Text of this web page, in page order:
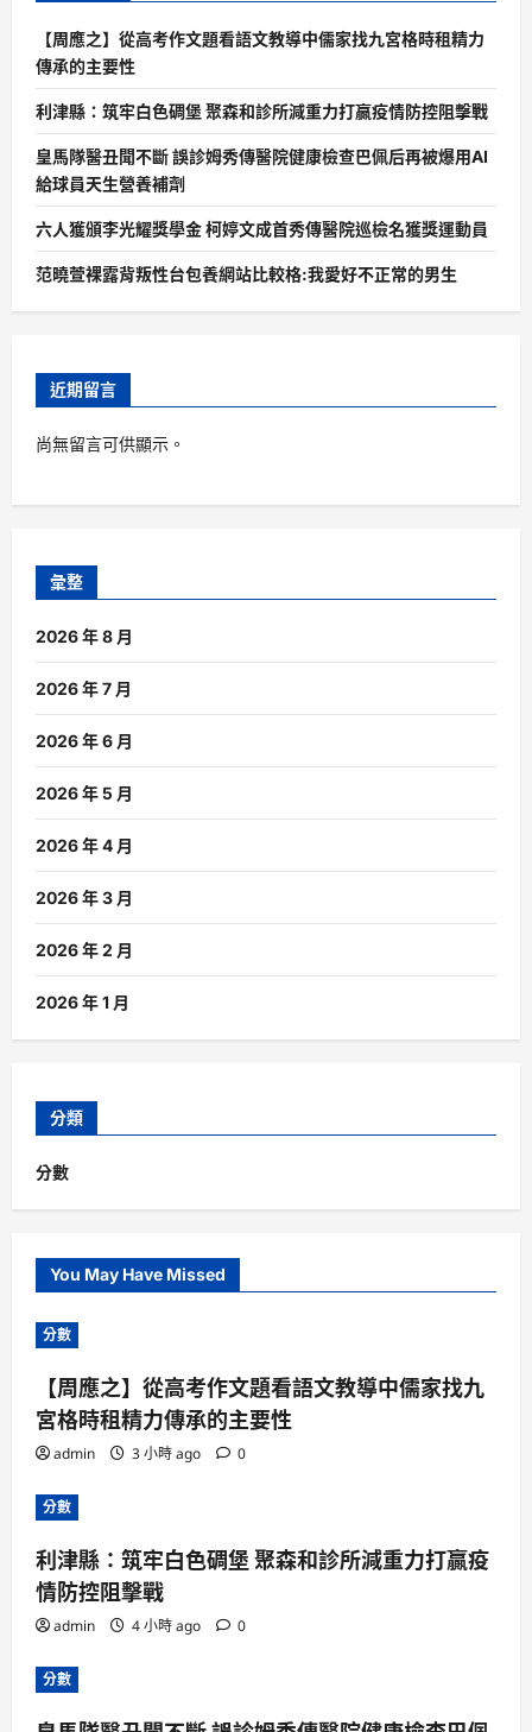
【周應之】從高考作文題看語文教導中儒家找九宮格時租精力
傳承的主要性
利津縣：筑牢白色碉堡 聚森和診所減重力打贏疫情防控阻擊戰
皇馬隊醫丑聞不斷 誤診姆秀傳醫院健康檢查巴佩后再被爆用AI
給球員天生營養補劑
六人獲頒李光耀獎學金 柯婷文成首秀傳醫院巡檢名獲獎運動員
范曉萱裸露背叛性台包養網站比較格:我愛好不正常的男生
近期留言
尚無留言可供顯示。
彙整
2026 年 8 月
2026 年 7 月
2026 年 6 月
2026 年 5 月
2026 年 4 月
2026 年 3 月
2026 年 2 月
2026 年 1 月
分類
分數
You May Have Missed
分數
【周應之】從高考作文題看語文教導中儒家找九
宮格時租精力傳承的主要性
admin 3 小時 ago 0
分數
利津縣：筑牢白色碉堡 聚森和診所減重力打贏疫
情防控阻擊戰
admin 4 小時 ago 0
分數